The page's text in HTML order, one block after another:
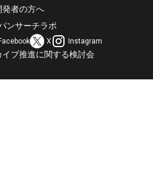
発者の方へ
ンサーチラボ
X Instagram
ブ推進に関する検討会